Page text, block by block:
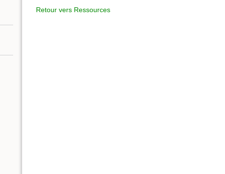
Retour vers Ressources